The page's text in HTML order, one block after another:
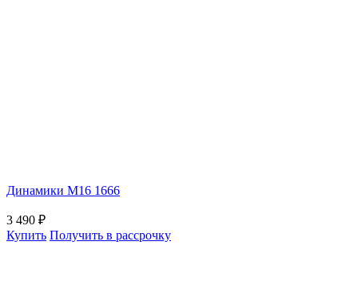
Динамики М16 1666
3 490 ₽
Купить Получить в рассрочку